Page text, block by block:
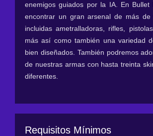
enemigos guiados por la IA. En Bullet
encontrar un gran arsenal de más de
incluidas ametralladoras, rifles,
más así como también una variedad
bien diseñados. También podremos
de nuestras armas con hasta treinta
diferentes.
Requisitos Mínimos